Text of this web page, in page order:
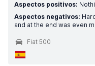
Aspectos positivos:
Aspectos negativos:
and at the end was even
Fiat 500